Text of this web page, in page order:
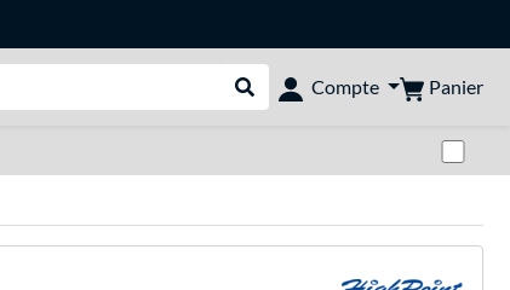
Rechercher dans le shop
Compte Panier